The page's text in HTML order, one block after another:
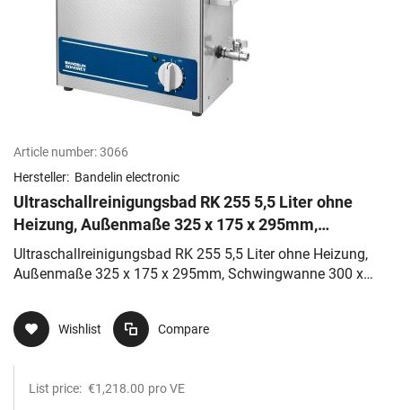
Article number:3066
Hersteller: Bandelin electronic
Ultraschallreinigungsbad RK 255 5,5 Liter ohne
Heizung, Außenmaße 325 x 175 x 295mm,
Schwingwanne 300 x 150 x 150mm, Abl
Ultraschallreinigungsbad RK 255 5,5 Liter ohne Heizung,
Außenmaße 325 x 175 x 295mm, Schwingwanne 300 x
Wishlist Compare
List price: €1,218.00 pro VE